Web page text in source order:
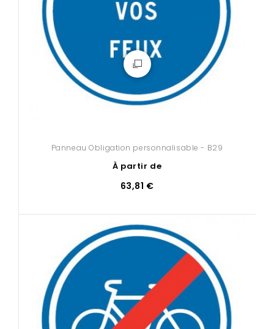
Panneau Obligation personnalisable - B29
À partir de
63,81 €